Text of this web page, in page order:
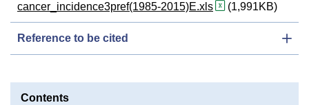
cancer_incidence3pref(1985-2015)E.xls (1,991KB)
Reference to be cited
Contents